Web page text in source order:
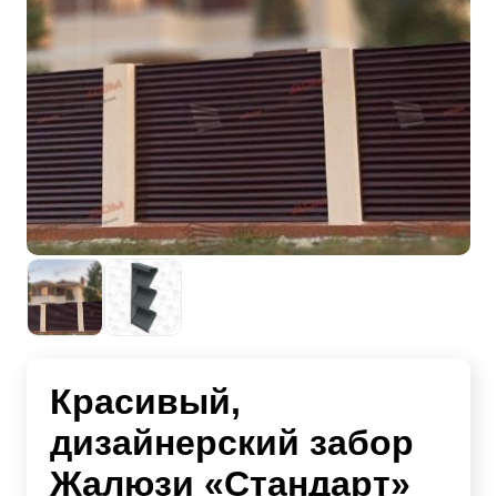
Красивый,
дизайнерский забор
Жалюзи «Стандарт»